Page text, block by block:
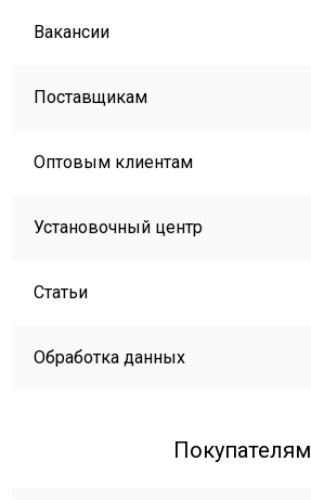
Вакансии
Поставщикам
Оптовым клиентам
Установочный центр
Статьи
Обработка данных
Покупателям